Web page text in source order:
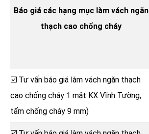
Báo giá các hạng mục làm vách ngăn
thạch cao chống cháy
☑️ Tư vấn báo giá làm vách ngăn thạch
cao chống cháy 1 mặt KX Vĩnh Tường,
tấm chống cháy 9 mm)